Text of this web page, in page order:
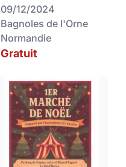
09/12/2024
Bagnoles de l'Orne
Normandie
Gratuit